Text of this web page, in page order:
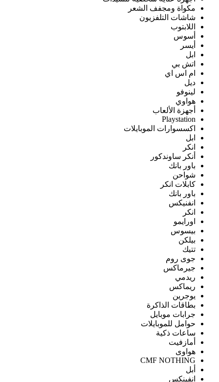
مكواة ومجفف الشعر
شاشات التلفزيون
اللابتوب
أسوس
أيسر
ابل
اتش بي
ام اس اي
ديل
لينوفو
هواوي
أجهزة الألعاب
Playstation
اكسسوارات الموبايلات
ابل
انكر
أنكر ساوندكور
باور بانك
شواحن
كابلات انكر
باور بانك
انفنيكس
انكر
اورايمو
بيسوس
بيلكن
تتيك
جوى روم
جيرماكس
ريدمي
ريماكس
يوجرين
بطاقات الذاكرة
جرابات موبايل
حوامل للموبايلات
ساعات ذكية
أمازفيت
هواوى
CMF NOTHING
أبل
انفينكس